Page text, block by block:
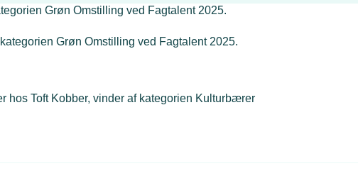
Grøn Omstilling ved Fagtalent 2025.
hos Toft Kobber, vinder af kategorien Kulturbærer